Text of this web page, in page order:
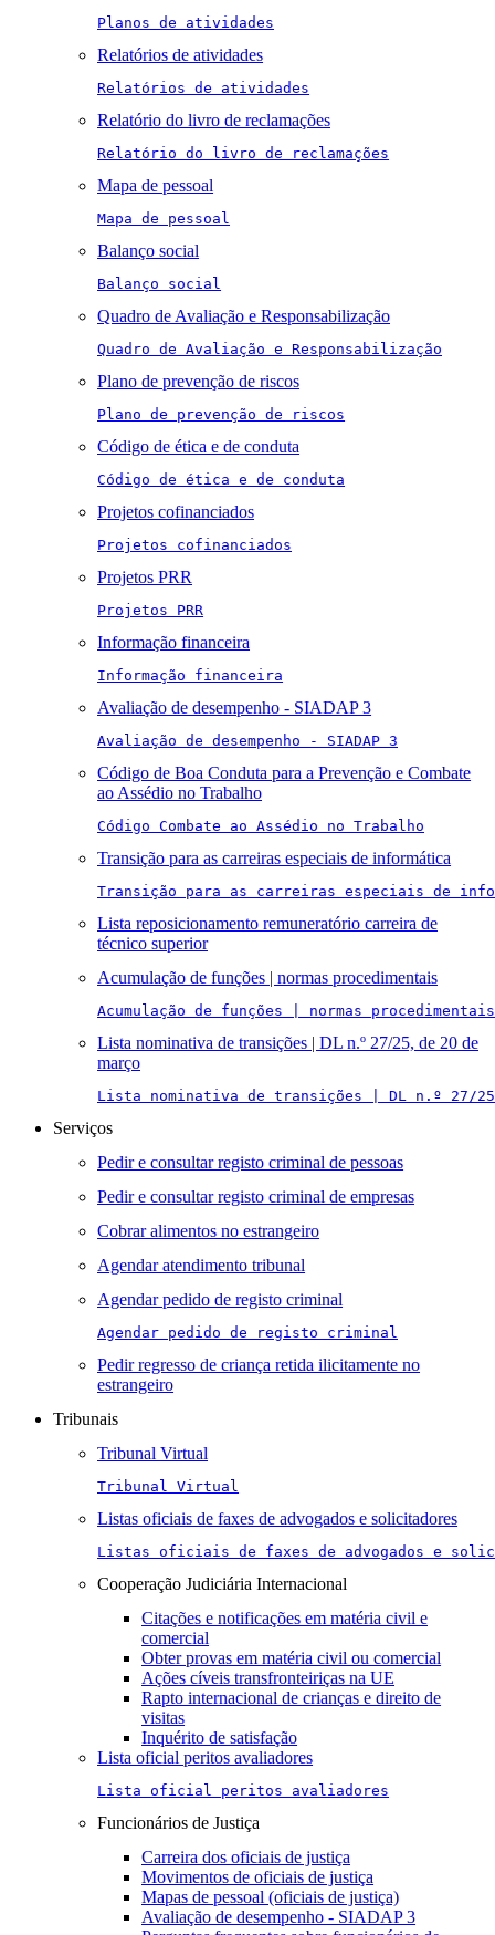
Planos de atividades
Relatórios de atividades
Relatórios de atividades
Relatório do livro de reclamações
Relatório do livro de reclamações
Mapa de pessoal
Mapa de pessoal
Balanço social
Balanço social
Quadro de Avaliação e Responsabilização
Quadro de Avaliação e Responsabilização
Plano de prevenção de riscos
Plano de prevenção de riscos
Código de ética e de conduta
Código de ética e de conduta
Projetos cofinanciados
Projetos cofinanciados
Projetos PRR
Projetos PRR
Informação financeira
Informação financeira
Avaliação de desempenho - SIADAP 3
Avaliação de desempenho - SIADAP 3
Código de Boa Conduta para a Prevenção e Combate
ao Assédio no Trabalho
Código Combate ao Assédio no Trabalho
Transição para as carreiras especiais de informática
Transição para as carreiras especiais de
Lista reposicionamento remuneratório carreira de
técnico superior
Acumulação de funções | normas procedimentais
Acumulação de funções | normas procedimentais
Lista nominativa de transições | DL n.º 27/25, de 20 de
março
Lista nominativa de transições | DL n.º 27/
Serviços
Pedir e consultar registo criminal de pessoas
Pedir e consultar registo criminal de empresas
Cobrar alimentos no estrangeiro
Agendar atendimento tribunal
Agendar pedido de registo criminal
Agendar pedido de registo criminal
Pedir regresso de criança retida ilicitamente no
estrangeiro
Tribunais
Tribunal Virtual
Tribunal Virtual
Listas oficiais de faxes de advogados e solicitadores
Listas oficiais de faxes de advogados e
Cooperação Judiciária Internacional
Citações e notificações em matéria civil e
comercial
Obter provas em matéria civil ou comercial
Ações cíveis transfronteiriças na UE
Rapto internacional de crianças e direito de
visitas
Inquérito de satisfação
Lista oficial peritos avaliadores
Lista oficial peritos avaliadores
Funcionários de Justiça
Carreira dos oficiais de justiça
Movimentos de oficiais de justiça
Mapas de pessoal (oficiais de justiça)
Avaliação de desempenho - SIADAP 3